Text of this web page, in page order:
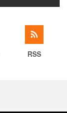
RSS